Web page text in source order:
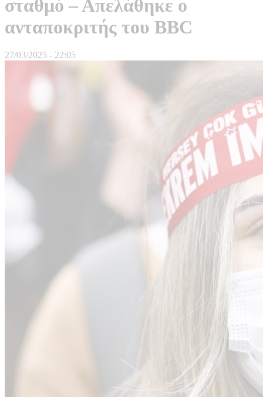
σταθμό – Απελάθηκε ο
ανταποκριτής του BBC
27/03/2025 - 22:05